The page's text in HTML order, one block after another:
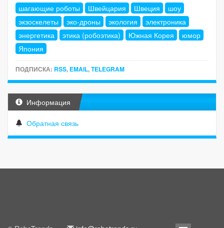
шагающие роботы
Швейцария Швеция
шоу
экзоскелеты
эко-дроны экология
электроника
энергетика
этика (робоэтика) Южная Корея
юмор
Япония
ПОДПИСКА: RSS, EMAIL,TELEGRAM
Информация
Обратная связь